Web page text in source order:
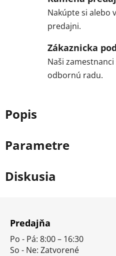
Nakúpte si alebo
predajni.
Zákaznicka
Naši
odbornú radu.
Popis
Parametre
Diskusia
Predajňa
Po - Pá: 8:00 – 16:30
So - Ne: Zatvorené